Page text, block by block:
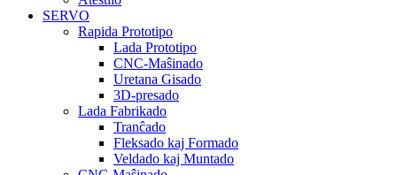
SERVO
Rapida Prototipo
Lada Prototipo
CNC-Maŝinado
Uretana Gisado
3D-presado
Lada Fabrikado
Tranĉado
Fleksado kaj Formado
Veldado kaj Muntado